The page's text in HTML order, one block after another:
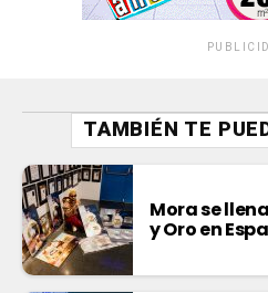
TAMBIÉN TE
Mora se
y Oro en